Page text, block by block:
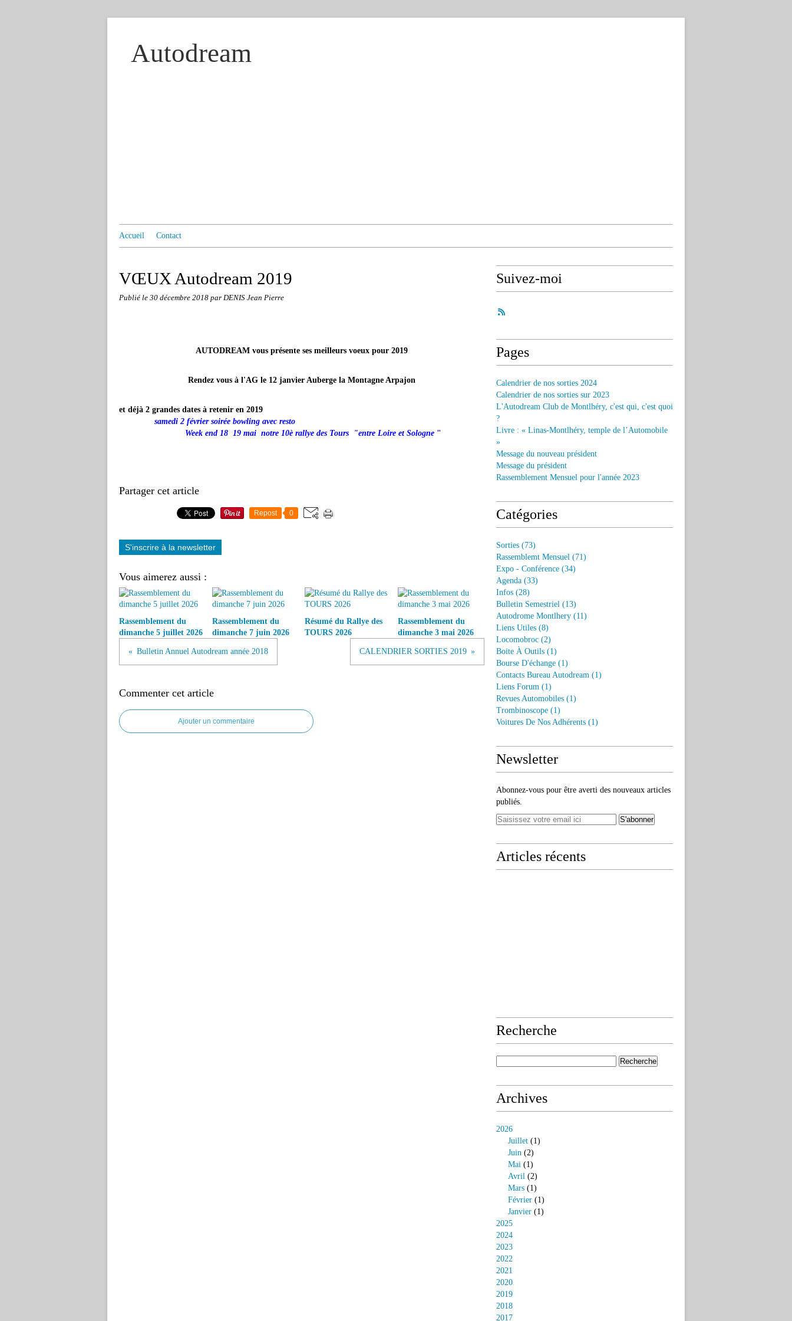
Autodream
Accueil Contact
VŒUX Autodream 2019
Publié le 30 décembre 2018 par DENIS Jean Pierre
AUTODREAM vous présente ses meilleurs voeux pour 2019
Rendez vous à l'AG le 12 janvier Auberge la Montagne Arpajon
et déjà 2 grandes dates à retenir en 2019
samedi 2 février soirée bowling avec resto
Week end 18 19 mai notre 10è rallye des Tours "entre Loire et Sologne "
Partager cet article
Repost 0
S'inscrire à la newsletter
Vous aimerez aussi :
Rassemblement du
dimanche 5 juillet 2026
Rassemblement du
dimanche 7 juin 2026
Résumé du Rallye des
TOURS 2026
Rassemblement du
dimanche 3 mai 2026
Bulletin Annuel Autodream année 2018 CALENDRIER SORTIES 2019
Commenter cet article
Ajouter un commentaire
Suivez-moi
Pages
Calendrier de nos sorties 2024
Calendrier de nos sorties sur 2023
L'Autodream Club de Montlhéry, c'est qui, c'est quoi
?
Livre : « Linas-Montlhéry, temple de l’Automobile
»
Message du nouveau président
Message du président
Rassemblement Mensuel pour l'année 2023
Catégories
Sorties (73)
Rassemblemt Mensuel (71)
Expo - Conférence (34)
Agenda (33)
Infos (28)
Bulletin Semestriel (13)
Autodrome Montlhery (11)
Liens Utiles (8)
Locomobroc (2)
Boite À Outils (1)
Bourse D'échange (1)
Contacts Bureau Autodream (1)
Liens Forum (1)
Revues Automobiles (1)
Trombinoscope (1)
Voitures De Nos Adhérents (1)
Newsletter
Abonnez-vous pour être averti des nouveaux articles
publiés.
Articles récents
Recherche
Archives
2026
Juillet (1)
Juin (2)
Mai (1)
Avril (2)
Mars (1)
Février (1)
Janvier (1)
2025
2024
2023
2022
2021
2020
2019
2018
2017